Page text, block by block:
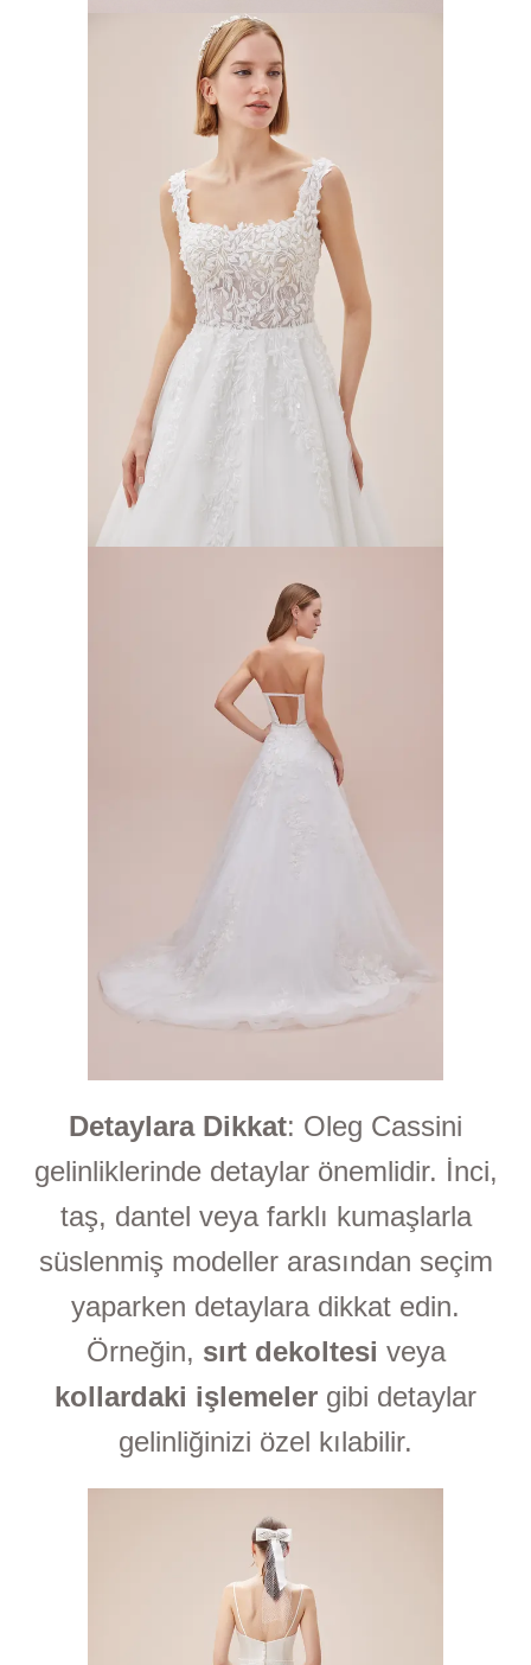
Detaylara Dikkat: Oleg Cassini
gelinliklerinde detaylar önemlidir. İnci,
taş, dantel veya farklı kumaşlarla
süslenmiş modeller arasından seçim
yaparken detaylara dikkat edin.
Örneğin, sırt dekoltesi veya
kollardaki işlemeler gibi detaylar
gelinliğinizi özel kılabilir.